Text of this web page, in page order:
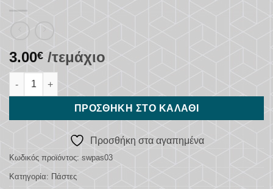
3.00€ /τεμάχιο
Σφολιατίνα ποσότητα
ΠΡΟΣΘΉΚΗ ΣΤΟ ΚΑΛΆΘΙ
Προσθήκη στα αγαπημένα
Κωδικός προϊόντος: swpas03
Κατηγορία: Πάστες